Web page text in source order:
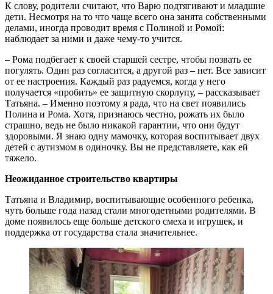
К слову, родители считают, что Варю подтягивают и младшие
дети. Несмотря на то что чаще всего она занята собственными
делами, иногда проводит время с Полиной и Ромой:
наблюдает за ними и даже чему-то учится.
– Рома подбегает к своей старшей сестре, чтобы позвать ее
погулять. Один раз согласится, а другой раз – нет. Все зависит
от ее настроения. Каждый раз радуемся, когда у него
получается «пробить» ее защитную скорлупу, – рассказывает
Татьяна. – Именно поэтому я рада, что на свет появились
Полина и Рома. Хотя, признаюсь честно, рожать их было
страшно, ведь не было никакой гарантии, что они будут
здоровыми. Я знаю одну мамочку, которая воспитывает двух
детей с аутизмом в одиночку. Вы не представляете, как ей
тяжело.
Неожиданное строительство квартиры
Татьяна и Владимир, воспитывающие особенного ребенка,
чуть больше года назад стали многодетными родителями. В
доме появилось еще больше детского смеха и игрушек, и
поддержка от государства стала значительнее.